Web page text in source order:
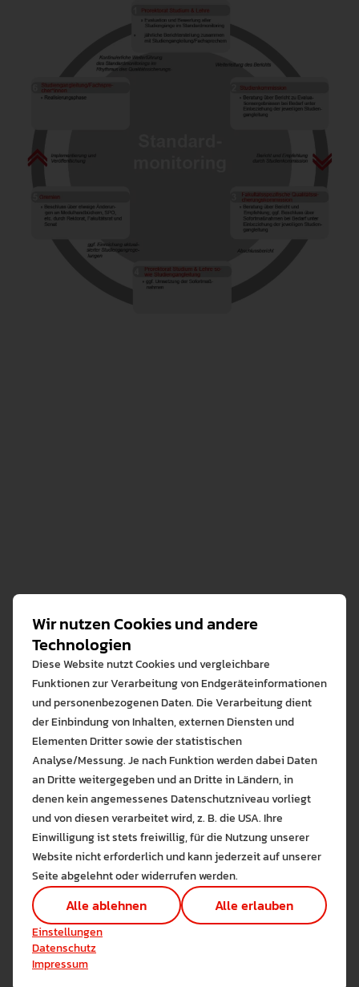
Evaluationsmaßnahmen des Standardmonitorings
werden die Ergebnisse zu einem erweiterten
Jahresbericht zusammengefasst, in dem auch
Kennzahlen festgehalten werden und daraus
weiterführende Maßnahmen zur Verbesserung des
Studiengangs entwickelt werden sollen.
Im Rahmen des Vertieften Monitorings trifft sich die
Studiengangspezifische
Qualitätssicherungskommission, um über mögliche
Empfehlungen zu Entwicklungsschritten zu diskutieren.
Diese legen das Fundament für die Weiterentwicklung
des Studiengangs.
Wir nutzen Cookies und andere
Technologien
Diese Website nutzt Cookies und vergleichbare
Funktionen zur Verarbeitung von Endgeräteinformationen
und personenbezogenen Daten. Die Verarbeitung dient
der Einbindung von Inhalten, externen Diensten und
Elementen Dritter sowie der statistischen
Analyse/Messung. Je nach Funktion werden dabei Daten
an Dritte weitergegeben und an Dritte in Ländern, in
denen kein angemessenes Datenschutzniveau vorliegt
und von diesen verarbeitet wird, z. B. die USA. Ihre
Einwilligung ist stets freiwillig, für die Nutzung unserer
Website nicht erforderlich und kann jederzeit auf unserer
Seite abgelehnt oder widerrufen werden.
Alle ablehnen Alle erlauben
Einstellungen
Datenschutz
Impressum
Bitte wählen Sie
Die auf der Website verwendeten
Lernen Sie mehr
Alle erlauben
Technisch notwendig (1)
Hier sind alle technisch
Analyse / Statistiken (1)
Einstellungen speichern